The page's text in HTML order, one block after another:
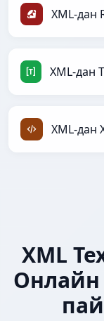
XML-дан
XML
Онлайн